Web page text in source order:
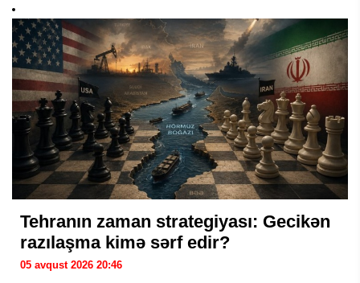
Tehranın zaman strategiyası: Gecikən
razılaşma kimə sərf edir?
05 avqust 2026 20:46